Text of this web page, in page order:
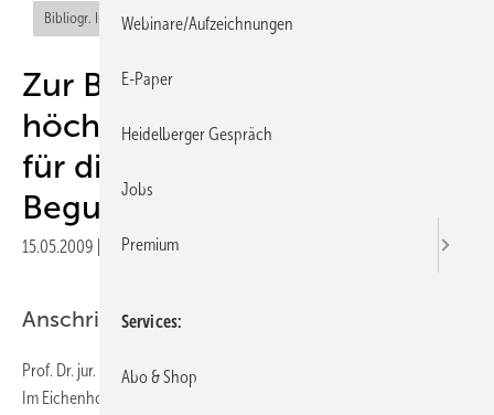
Bibliogr. Info (RIS)
Zur Bedeutung
höchstrichterlicher Urteile
für die medizinische
Begutachtung
15.05.2009 Veröffentlicht in
Anschrift des Verfassers
Prof. Dr. jur. Otto Ernst Krasney
Im Eichenhof 28
Webinare/Aufzeichnungen
E-Paper
Heidelberger Gespräch
Jobs
Premium
Services
Abo & Shop